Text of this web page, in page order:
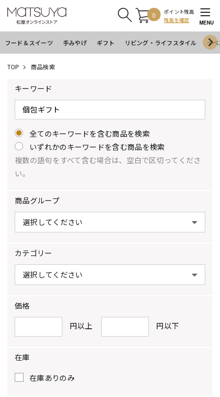
0
ポイント残高
残高を確認
MENU
フード＆スイーツ 手みやげ ギフト リビング・ライフスタイル イ
TOP 商品検索
キーワード
全てのキーワードを含む商品を検索
いずれかのキーワードを含む商品を検索
複数の語句をすべて含む場合は、空白で区切ってくださ
い。
商品グループ
カテゴリー
価格
円以上
円以下
在庫
在庫ありのみ